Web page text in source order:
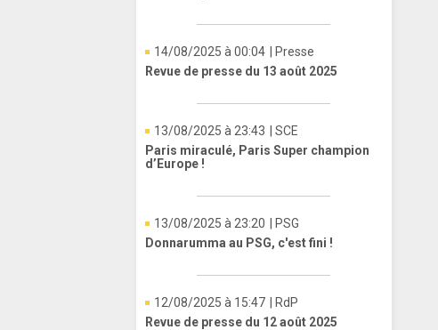
14/08/2025 à 00:04
| Presse
Revue de presse du 13 août 2025
13/08/2025 à 23:43
| SCE
Paris miraculé, Paris Super champion
d’Europe !
13/08/2025 à 23:20
| PSG
Donnarumma au PSG, c'est fini !
12/08/2025 à 15:47
| RdP
Revue de presse du 12 août 2025